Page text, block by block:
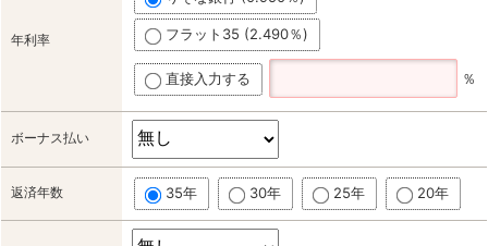
年利率 フラット35 (2.490％)
直接入力する ％
ボーナス払い
返済年数 35年 30年 25年 20年